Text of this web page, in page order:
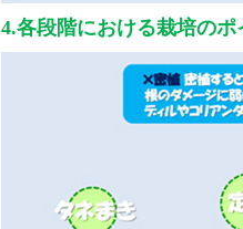
4.各段階における栽培のポ